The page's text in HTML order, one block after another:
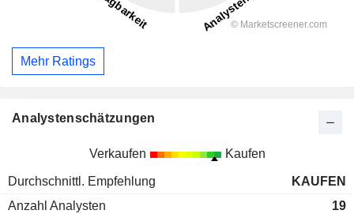
Mehr Ratings
Analystenschätzungen
Verkaufen Kaufen
Durchschnittl. Empfehlung
KAUFEN
Anzahl Analysten
19